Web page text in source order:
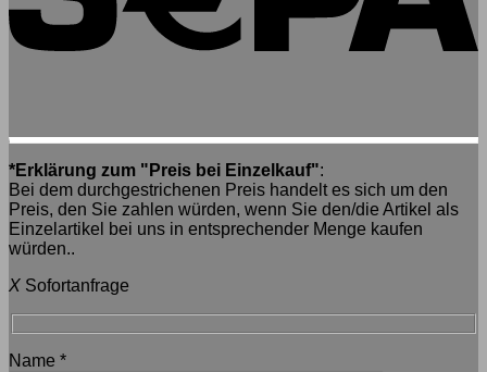
*Erklärung zum "Preis bei Einzelkauf":
Bei dem durchgestrichenen Preis handelt es sich um den
Preis, den Sie zahlen würden, wenn Sie den/die Artikel als
Einzelartikel bei uns in entsprechender Menge kaufen
würden..
X Sofortanfrage
Name *